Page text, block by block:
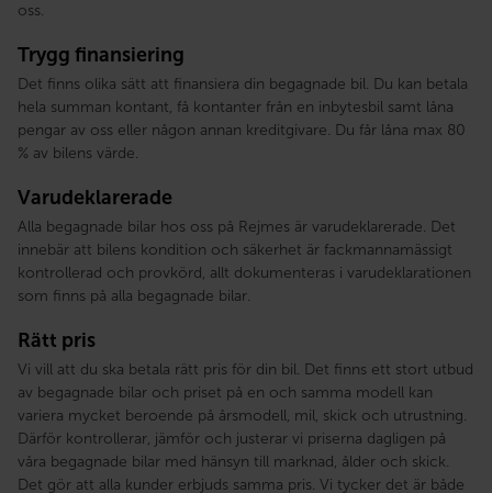
oss.
Trygg finansiering
Det finns olika sätt att finansiera din begagnade bil. Du kan betala
hela summan kontant, få kontanter från en inbytesbil samt låna
pengar av oss eller någon annan kreditgivare. Du får låna max 80
% av bilens värde.
Varudeklarerade
Alla begagnade bilar hos oss på Rejmes är varudeklarerade. Det
innebär att bilens kondition och säkerhet är fackmannamässigt
kontrollerad och provkörd, allt dokumenteras i varudeklarationen
som finns på alla begagnade bilar.
Rätt pris
Vi vill att du ska betala rätt pris för din bil. Det finns ett stort utbud
av begagnade bilar och priset på en och samma modell kan
variera mycket beroende på årsmodell, mil, skick och utrustning.
Därför kontrollerar, jämför och justerar vi priserna dagligen på
våra begagnade bilar med hänsyn till marknad, ålder och skick.
Det gör att alla kunder erbjuds samma pris. Vi tycker det är både